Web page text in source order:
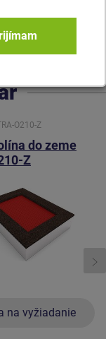
O210-Z
do zeme
Z
na vyžiadanie